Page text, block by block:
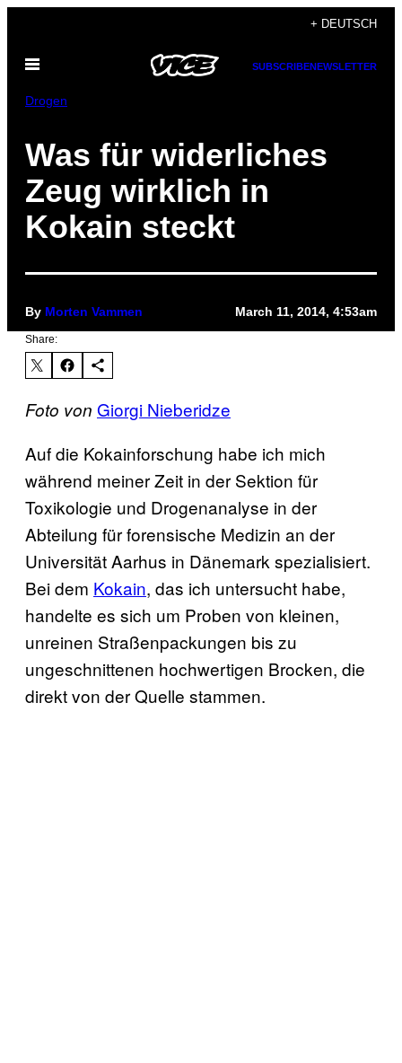
content
+ DEUTSCH
Open
SUBSCRIBENEWSLETTER
Drogen
Was für widerliches
Zeug wirklich in
Kokain steckt
By Morten Vammen March 11, 2014, 4:53am
Share:
Foto von Giorgi Nieberidze
Auf die Kokainforschung habe ich mich
während meiner Zeit in der Sektion für
Toxikologie und Drogenanalyse in der
Abteilung für forensische Medizin an der
Universität Aarhus in Dänemark spezialisiert.
Bei dem Kokain, das ich untersucht habe,
handelte es sich um Proben von kleinen,
unreinen Straßenpackungen bis zu
ungeschnittenen hochwertigen Brocken, die
direkt von der Quelle stammen.